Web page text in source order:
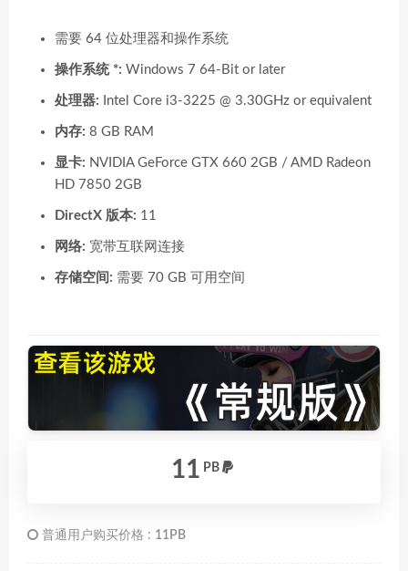
需要 64 位处理器和操作系统
操作系统 *: Windows 7 64-Bit or later
处理器: Intel Core i3-3225 @ 3.30GHz or equivalent
内存: 8 GB RAM
显卡: NVIDIA GeForce GTX 660 2GB / AMD Radeon
HD 7850 2GB
DirectX 版本: 11
网络: 宽带互联网连接
存储空间: 需要 70 GB 可用空间
11 PB
普通用户购买价格 : 11PB